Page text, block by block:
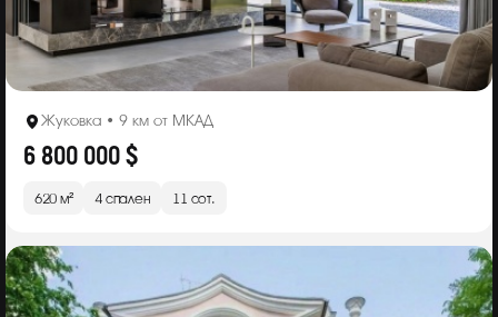
Жуковка • 9 км от МКАД
6 800 000 $
620 м² 4 спален 11 сот.